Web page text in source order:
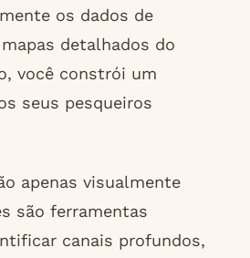
os dados de
detalhados do
você constrói um
seus pesqueiros
apenas visualmente
são ferramentas
canais profundos,